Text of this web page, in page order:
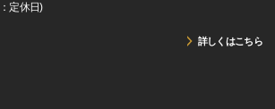
定休日)
詳しくはこちら